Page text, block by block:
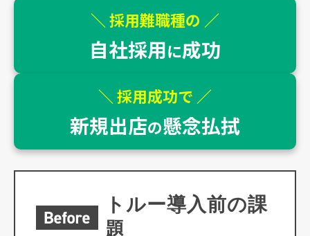
＼ 採用難職種の ／
自社採用に成功
＼ 採用成功で ／
新規出店の懸念払拭
トルー導入前の課
題